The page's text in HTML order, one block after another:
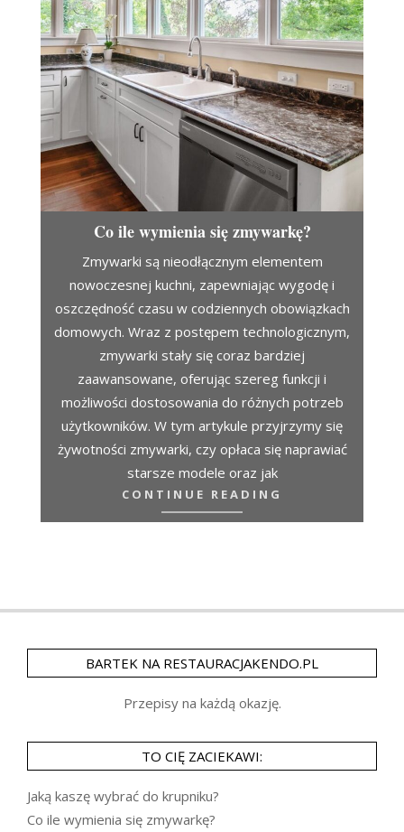
Co ile wymienia się zmywarkę?
Zmywarki są nieodłącznym elementem
nowoczesnej kuchni, zapewniając wygodę i
oszczędność czasu w codziennych obowiązkach
domowych. Wraz z postępem technologicznym,
zmywarki stały się coraz bardziej
zaawansowane, oferując szereg funkcji i
możliwości dostosowania do różnych potrzeb
użytkowników. W tym artykule przyjrzymy się
żywotności zmywarki, czy opłaca się naprawiać
starsze modele oraz jak
CONTINUE READING
BARTEK NA RESTAURACJAKENDO.PL
Przepisy na każdą okazję.
TO CIĘ ZACIEKAWI:
Jaką kaszę wybrać do krupniku?
Co ile wymienia się zmywarkę?